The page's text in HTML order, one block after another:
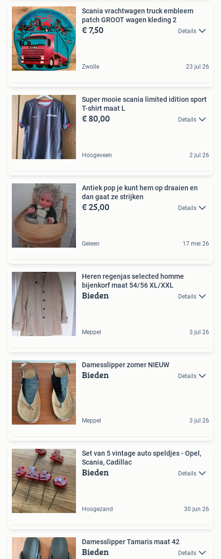
Scania vrachtwagen truck embleem
patch GROOT wagen kleding 2
€ 7,50 Details
Zwolle 23 jul 26
Super mooie scania limited idition sport
T-shirt maat L
€ 80,00 Details
Hoogeveen 2 jul 26
Antiek pop je kunt hem op draaien en
dan gaat ze strijken
€ 25,00 Details
Geleen 17 mei 26
Heren regenjas selected homme
bijenkorf maat 54/56 XL/XXL
Bieden Details
Meppel 3 jul 26
Damesslipper zomer NIEUW
Bieden Details
Meppel 3 jul 26
Set van 5 vintage auto speldjes - Opel,
Scania, Cadillac
Bieden Details
Hoogezand 30 jun 26
Damesslipper Tamaris maat 42
Bieden Details